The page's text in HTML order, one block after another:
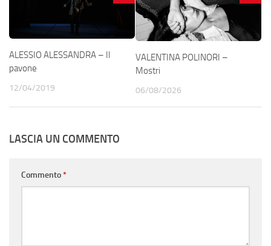
ALESSIO ALESSANDRA – Il
pavone
12/04/2019
VALENTINA POLINORI –
Mostri
06/08/2026
LASCIA UN COMMENTO
Commento*